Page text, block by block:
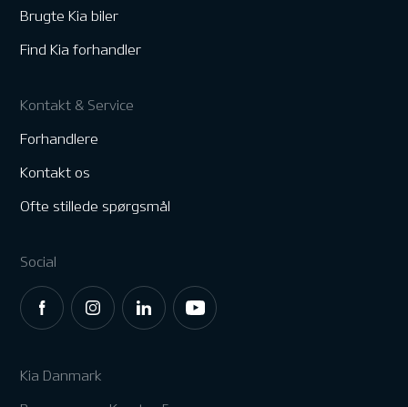
Brugte Kia biler
Find Kia forhandler
Kontakt & Service
Forhandlere
Kontakt os
Ofte stillede spørgsmål
Social
Kia Danmark